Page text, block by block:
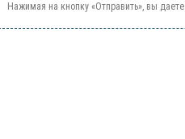
Нажимая на кнопку «Отправить», вы даете